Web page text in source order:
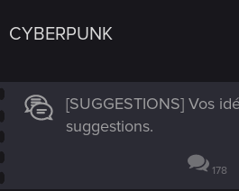
CYBERPUNK
[SUGGESTIONS] Vos
suggestions.
178